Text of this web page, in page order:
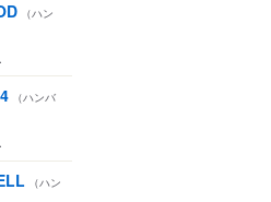
（ハン
（ハンバ
（ハン